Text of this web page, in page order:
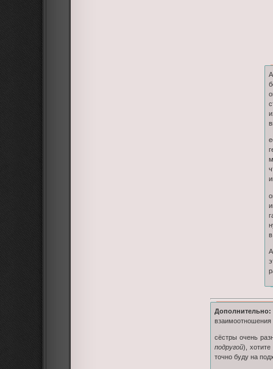
Дополнительно:
взаимоотношения
сёстры очень
подругой),
точно буду на